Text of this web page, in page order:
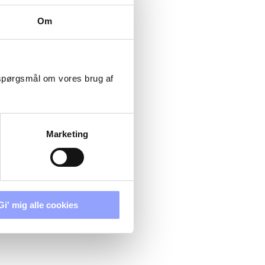
Om
om vores brug af
Marketing
mig alle cookies